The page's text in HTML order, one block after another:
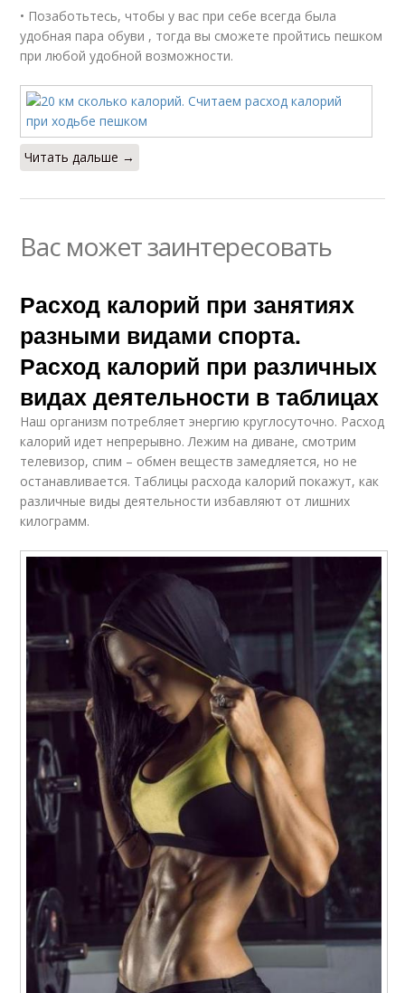
• Позаботьтесь, чтобы у вас при себе всегда была
удобная пара обуви , тогда вы сможете пройтись пешком
при любой удобной возможности.
Читать дальше →
Вас может заинтересовать
Расход калорий при занятиях
разными видами спорта.
Расход калорий при различных
видах деятельности в таблицах
Наш организм потребляет энергию круглосуточно. Расход
калорий идет непрерывно. Лежим на диване, смотрим
телевизор, спим – обмен веществ замедляется, но не
останавливается. Таблицы расхода калорий покажут, как
различные виды деятельности избавляют от лишних
килограмм.